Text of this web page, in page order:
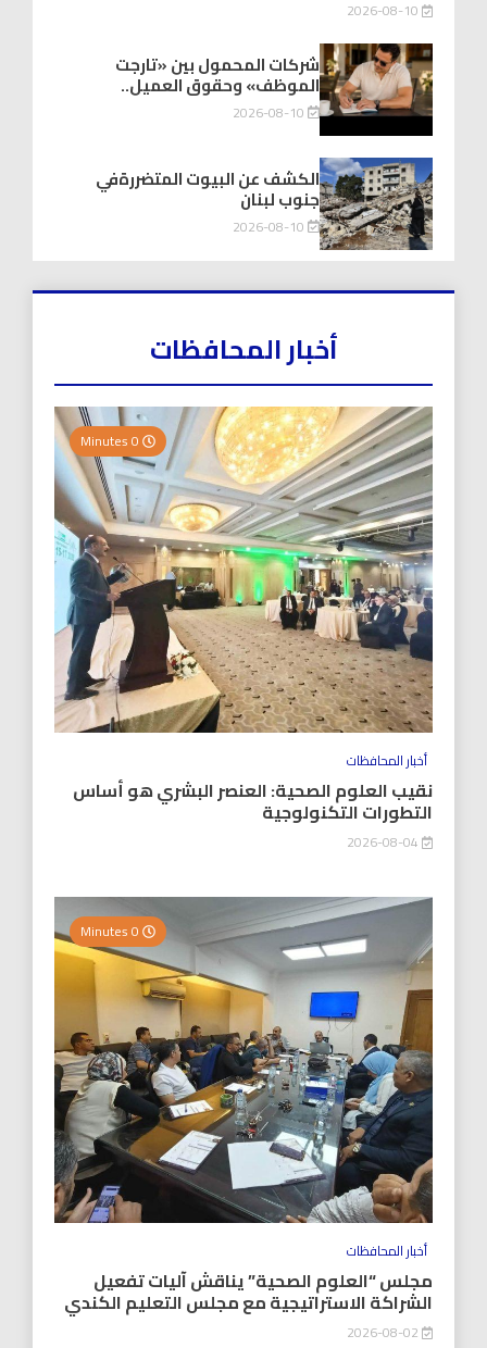
شركات المحمول بين «تارجت
الموظف» وحقوق العميل..
2026-08-10
الكشف عن البيوت المتضررةفي
جنوب لبنان
2026-08-10
أخبار المحافظات
أخبار المحافظات
نقيب العلوم الصحية: العنصر البشري هو أساس
التطورات التكنولوجية
أخبار المحافظات
مجلس “العلوم الصحية” يناقش آليات تفعيل
الشراكة الاستراتيجية مع مجلس التعليم الكندي